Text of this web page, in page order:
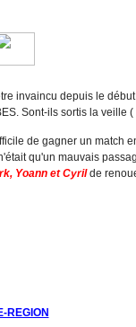
invaincu depuis le
Sont-ils sortis la veille
de gagner un match
qu'un mauvais
Yoann et Cyrilde
REGION